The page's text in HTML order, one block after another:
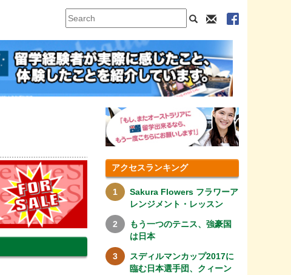
アクセスランキング
Sakura Flowers フラワーア
レンジメント・レッスン
もう一つのテニス、強豪国
は日本
スディルマンカップ2017に
臨む日本選手団、クィーン